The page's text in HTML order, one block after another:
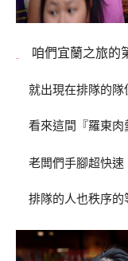
咱們宜蘭之旅的
就出現在排隊的隊
看來這間『羅東肉
老闆們手腳超快速
排隊的人也秩序